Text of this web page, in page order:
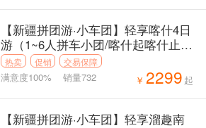
【新疆拼团游·小车团】轻享喀什4日
游（1~6人拼车小团/喀什起喀什止/2
4小时接送站/7座商务车/4钻酒店/高
品质纯玩无购物）产品编号：11561
热卖 促销 交易保障
满意度100% 销量732 ￥ 2299 起
【新疆拼团游·小车团】轻享溜趣南